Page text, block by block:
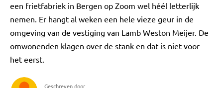
een frietfabriek in Bergen op Zoom wel héél letterlijk
nemen. Er hangt al weken een hele vieze geur in de
omgeving van de vestiging van Lamb Weston Meijer. De
omwonenden klagen over de stank en dat is niet voor
het eerst.
Geschreven door